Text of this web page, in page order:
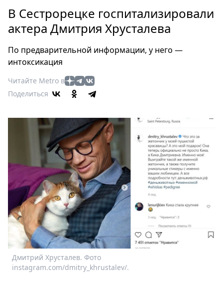
Россия
Мир
Еда
Туризм
Мода
Театр
Афиша
Книги
Выставки
Пресс-
релизы
О
Metro
Стримы
Спецпроекты
Звезды
Выборы
2026
В Сестрорецке госпитализировали
актера Дмитрия Хрусталева
По предварительной информации, у него —
интоксикация
Читайте Metro в
Поделиться
Дмитрий Хрусталев. Фото
instagram.com/dmitry_khrustalev/.